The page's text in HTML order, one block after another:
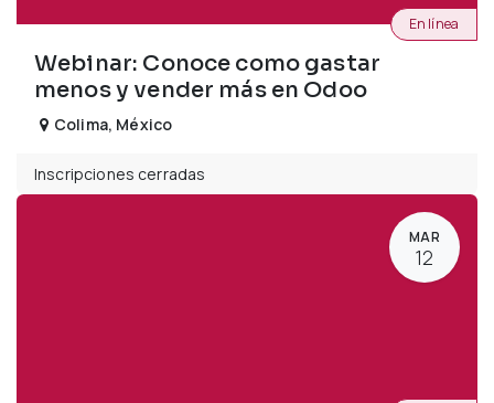
Webinar: Conoce como gastar
menos y vender más en Odoo
En línea
Colima, México
Inscripciones cerradas
MAR
12